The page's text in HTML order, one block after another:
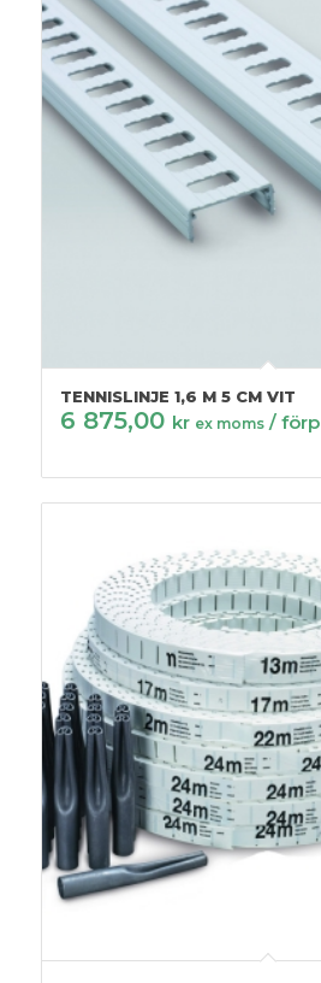
TENNISLINJE 1,6 M 5 CM VIT
6 875,00 kr ex moms / förp